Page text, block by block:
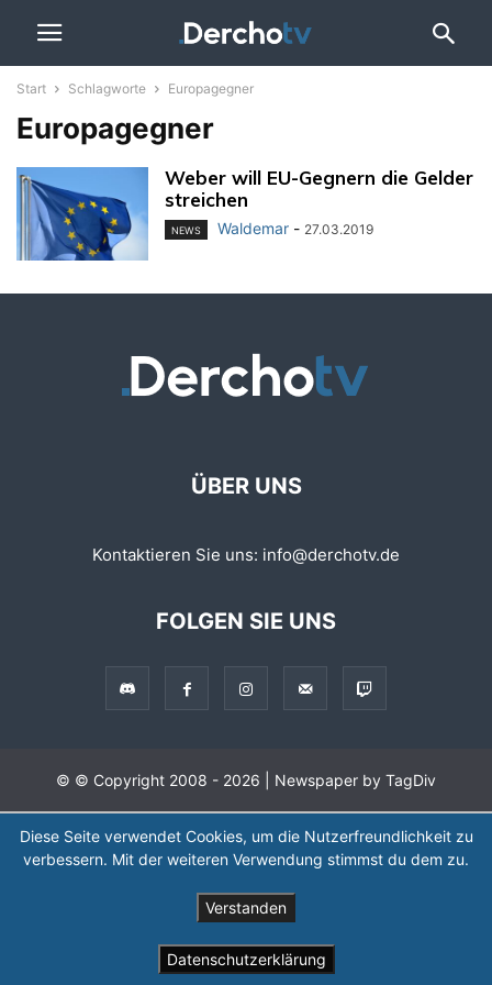
Start Schlagworte Europagegner
Europagegner
Weber will EU-Gegnern die Gelder
streichen
NEWS Waldemar - 27.03.2019
ÜBER UNS
Kontaktieren Sie uns: info@derchotv.de
FOLGEN SIE UNS
© © Copyright 2008 - 2026 | Newspaper by TagDiv
Diese Seite verwendet Cookies, um die Nutzerfreundlichkeit zu
verbessern. Mit der weiteren Verwendung stimmst du dem zu.
Verstanden
Datenschutzerklärung